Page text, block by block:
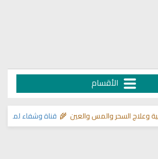
الأقسام
قناة وشفاء لما في الصدوروالمس والعين 🌾